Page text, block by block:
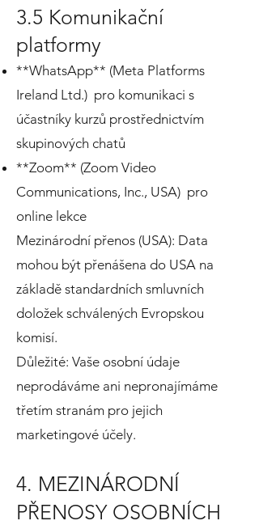
3.5 Komunikační
platformy
**WhatsApp** (Meta Platforms
Ireland Ltd.) pro komunikaci s
účastníky kurzů prostřednictvím
skupinových chatů
**Zoom** (Zoom Video
Communications, Inc., USA) pro
online lekce
Mezinárodní přenos (USA): Data
mohou být přenášena do USA na
základě standardních smluvních
doložek schválených Evropskou
komisí.
Důležité: Vaše osobní údaje
neprodáváme ani nepronajímáme
třetím stranám pro jejich
marketingové účely.
4. MEZINÁRODNÍ
PŘENOSY OSOBNÍCH